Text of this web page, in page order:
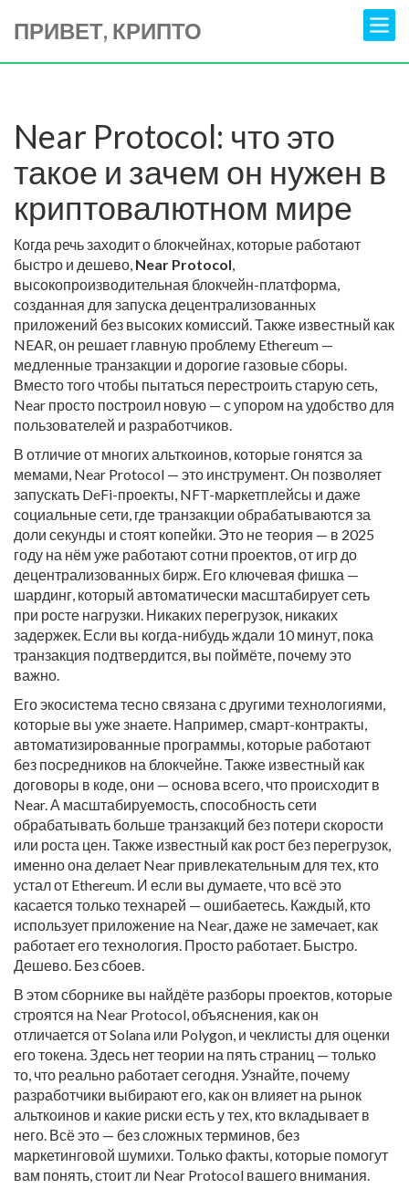
ПРИВЕТ, КРИПТО
Near Protocol: что это
такое и зачем он нужен в
криптовалютном мире
Когда речь заходит о блокчейнах, которые работают
быстро и дешево, Near Protocol,
высокопроизводительная блокчейн-платформа,
созданная для запуска децентрализованных
приложений без высоких комиссий. Также известный как
NEAR, он решает главную проблему Ethereum —
медленные транзакции и дорогие газовые сборы.
Вместо того чтобы пытаться перестроить старую сеть,
Near просто построил новую — с упором на удобство для
пользователей и разработчиков.
В отличие от многих альткоинов, которые гонятся за
мемами, Near Protocol — это инструмент. Он позволяет
запускать DeFi-проекты, NFT-маркетплейсы и даже
социальные сети, где транзакции обрабатываются за
доли секунды и стоят копейки. Это не теория — в 2025
году на нём уже работают сотни проектов, от игр до
децентрализованных бирж. Его ключевая фишка —
шардинг, который автоматически масштабирует сеть
при росте нагрузки. Никаких перегрузок, никаких
задержек. Если вы когда-нибудь ждали 10 минут, пока
транзакция подтвердится, вы поймёте, почему это
важно.
Его экосистема тесно связана с другими технологиями,
которые вы уже знаете. Например,смарт-контракты,
автоматизированные программы, которые работают
без посредников на блокчейне. Также известный как
договоры в коде, они — основа всего, что происходит в
Near. А масштабируемость,способность сети
обрабатывать больше транзакций без потери скорости
или роста цен. Также известный как рост без перегрузок,
именно она делает Near привлекательным для тех, кто
устал от Ethereum. И если вы думаете, что всё это
касается только технарей — ошибаетесь. Каждый, кто
использует приложение на Near, даже не замечает, как
работает его технология. Просто работает. Быстро.
Дешево. Без сбоев.
В этом сборнике вы найдёте разборы проектов, которые
строятся на Near Protocol, объяснения, как он
отличается от Solana или Polygon, и чеклисты для оценки
его токена. Здесь нет теории на пять страниц — только
то, что реально работает сегодня. Узнайте, почему
разработчики выбирают его, как он влияет на рынок
альткоинов и какие риски есть у тех, кто вкладывает в
него. Всё это — без сложных терминов, без
маркетинговой шумихи. Только факты, которые помогут
вам понять, стоит ли Near Protocol вашего внимания.